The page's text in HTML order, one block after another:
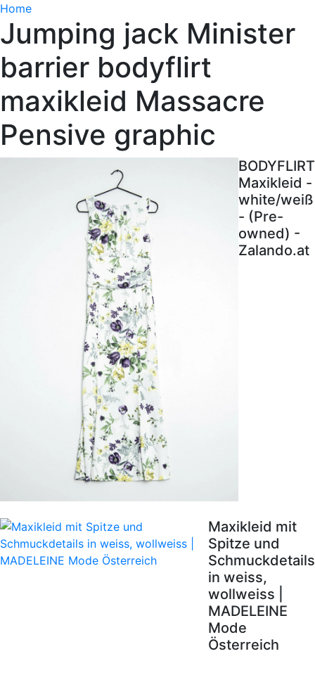
Home
Jumping jack Minister
barrier bodyflirt
maxikleid Massacre
Pensive graphic
BODYFLIRT
Maxikleid -
white/weiß
- (Pre-
owned) -
Zalando.at
Maxikleid mit
Spitze und
Schmuckdetails
in weiss,
wollweiss |
MADELEINE
Mode
Österreich